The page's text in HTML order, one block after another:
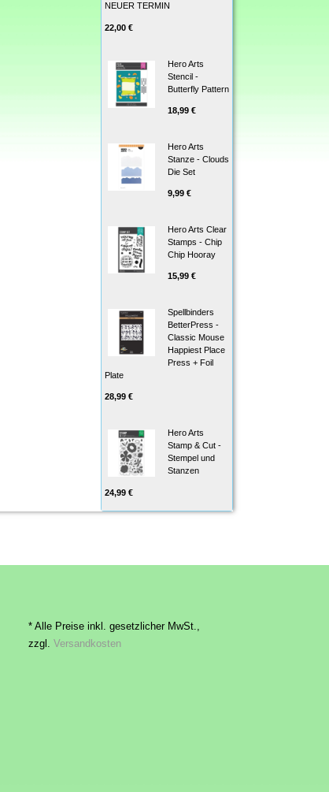
NEUER TERMIN
22,00 €
Hero Arts
Stencil -
Butterfly Pattern
18,99 €
Hero Arts
Stanze - Clouds
Die Set
9,99 €
Hero Arts Clear
Stamps - Chip
Chip Hooray
15,99 €
Spellbinders
BetterPress -
Classic Mouse
Happiest Place
Press + Foil
Plate
28,99 €
Hero Arts
Stamp & Cut -
Stempel und
Stanzen
24,99 €
* Alle Preise inkl. gesetzlicher MwSt.,
zzgl.
Versandkosten